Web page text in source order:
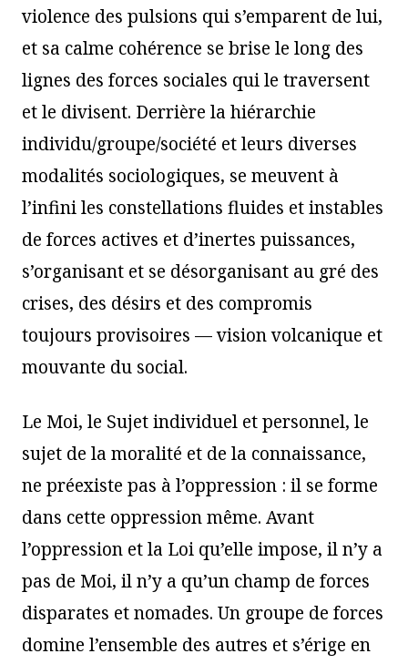
violence des pulsions qui s’emparent de lui,
et sa calme cohérence se brise le long des
lignes des forces sociales qui le traversent
et le divisent. Derrière la hiérarchie
individu/groupe/société et leurs diverses
modalités sociologiques, se meuvent à
l’infini les constellations fluides et instables
de forces actives et d’inertes puissances,
s’organisant et se désorganisant au gré des
crises, des désirs et des compromis
toujours provisoires — vision volcanique et
mouvante du social.
Le Moi, le Sujet individuel et personnel, le
sujet de la moralité et de la connaissance,
ne préexiste pas à l’oppression : il se forme
dans cette oppression même. Avant
l’oppression et la Loi qu’elle impose, il n’y a
pas de Moi, il n’y a qu’un champ de forces
disparates et nomades. Un groupe de forces
domine l’ensemble des autres et s’érige en